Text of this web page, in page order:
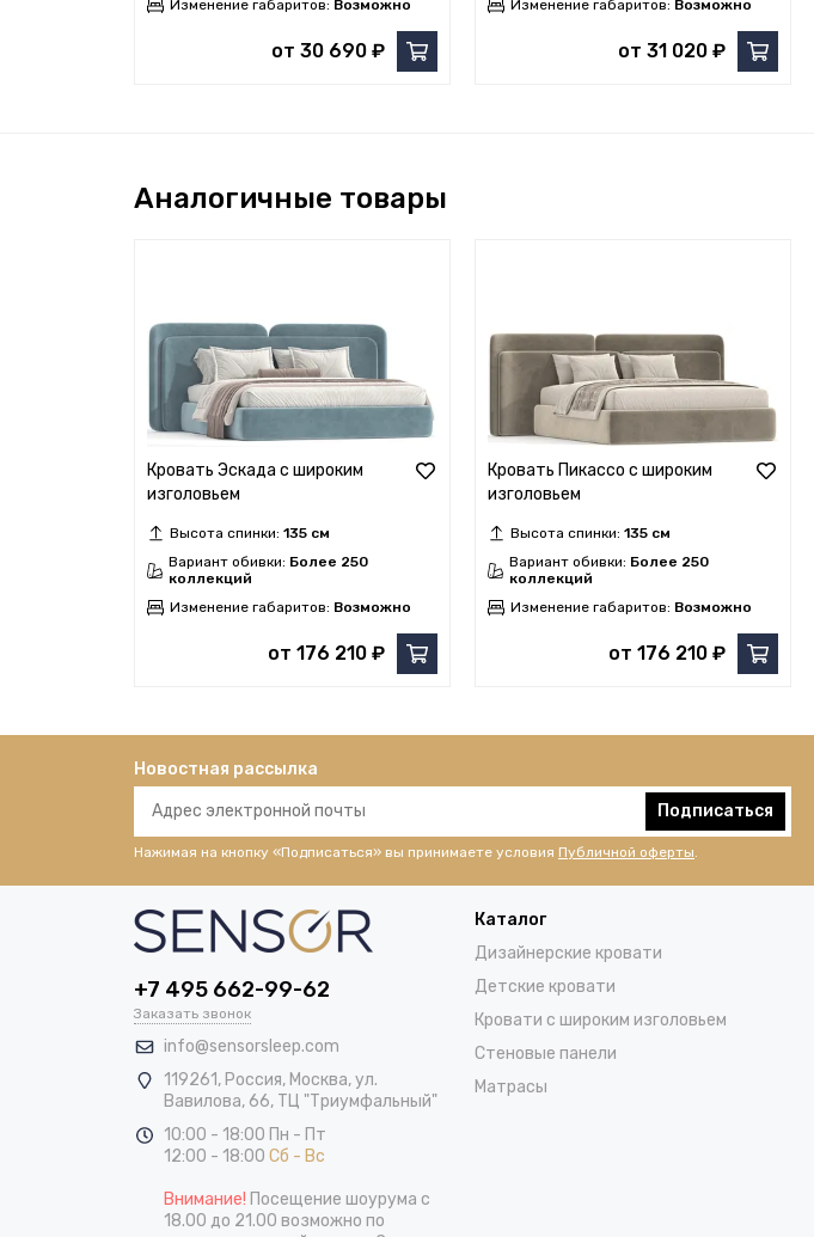
Изменение габаритов: Возможно
от 30 690 ₽
Изменение габаритов: Возможно
от 31 020 ₽
Аналогичные товары
Кровать Эскада с широким
изголовьем
Высота спинки: 135 см
Вариант обивки: Более 250
коллекций
Изменение габаритов: Возможно
от 176 210 ₽
Кровать Пикассо с широким
изголовьем
Высота спинки: 135 см
Вариант обивки: Более 250
коллекций
Изменение габаритов: Возможно
от 176 210 ₽
Новостная рассылка
Подписаться
Нажимая на кнопку «Подписаться» вы принимаете условия Публичной оферты.
+7 495 662-99-62
Заказать звонок
info@sensorsleep.com
119261, Россия, Москва,ул.
Вавилова, 66, ТЦ "Триумфальный"
10:00 - 18:00 Пн - Пт
12:00 - 18:00 Сб - Вс
Внимание! Посещение шоурума с
18.00 до 21.00 возможно по
Каталог
Дизайнерские кровати
Детские кровати
Кровати с широким изголовьем
Стеновые панели
Матрасы